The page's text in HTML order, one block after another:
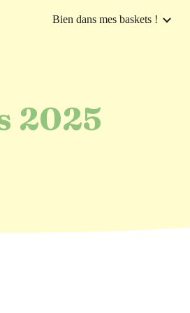
Skip to navigation
Bien dans mes baskets !
2025